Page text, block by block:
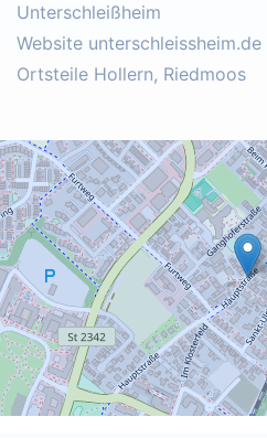
Unterschleißheim
Website unterschleissheim.de
Ortsteile Hollern, Riedmoos